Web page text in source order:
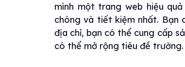
mình một trang web hiệu
chóng và tiết kiệm nhất. Bạn
địa chỉ, bạn có thể cung cấp
có thể mở rộng tiêu đề trường.